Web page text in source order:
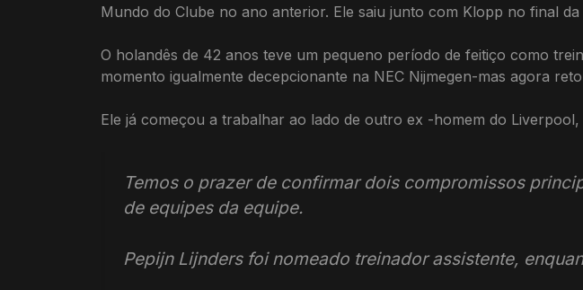
Mundo do Clube no ano anterior. Ele saiu junto com Klopp no ​​final
O holandês de 42 anos teve um pequeno período de feitiço como
momento igualmente decepcionante na NEC Nijmegen-mas agora
Ele já começou a trabalhar ao lado de outro ex -homem do
Temos o prazer de confirmar dois compromissos
de equipes da equipe.
Pepijn Lijnders foi nomeado treinador assistente,